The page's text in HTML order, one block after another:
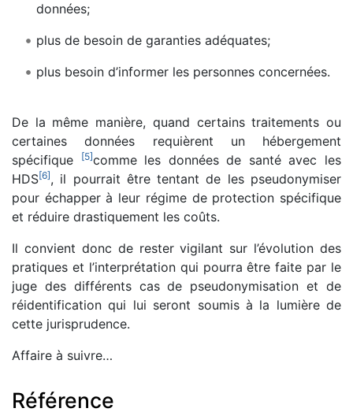
données;
plus de besoin de garanties adéquates;
plus besoin d’informer les personnes concernées.
De la même manière, quand certains traitements ou
certaines données requièrent un hébergement
spécifique
[5]comme les données de santé avec les
HDS[6], il pourrait être tentant de les pseudonymiser
pour échapper à leur régime de protection spécifique
et réduire drastiquement les coûts.
Il convient donc de rester vigilant sur l’évolution des
pratiques et l’interprétation qui pourra être faite par le
juge des différents cas de pseudonymisation et de
réidentification qui lui seront soumis à la lumière de
cette jurisprudence.
Affaire à suivre…
Référence